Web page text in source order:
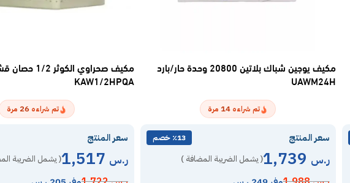
مكيف يوجين شباك بلاتين 20800 وحدة حار/بارد
UAWM24H
تم شراءه 14 مرة
سعر المنتج ٪13 خصم
ر.س ( يشمل الضريبة المضافة )
مكيف صحراوي الكوثر 1/2
KAW1/2HPQA
تم شراءه26 مرة
سعر المنتج
ر.س ( يشمل الضريبة